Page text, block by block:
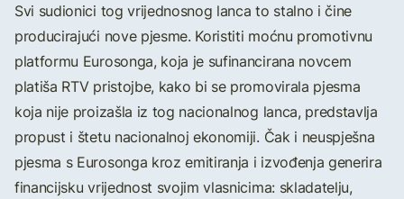
Svi sudionici tog vrijednosnog lanca to stalno i čine
producirajući nove pjesme. Koristiti moćnu promotivnu
platformu Eurosonga, koja je sufinancirana novcem
platiša RTV pristojbe, kako bi se promovirala pjesma
koja nije proizašla iz tog nacionalnog lanca, predstavlja
propust i štetu nacionalnoj ekonomiji. Čak i neuspješna
pjesma s Eurosonga kroz emitiranja i izvođenja generira
financijsku vrijednost svojim vlasnicima: skladatelju,